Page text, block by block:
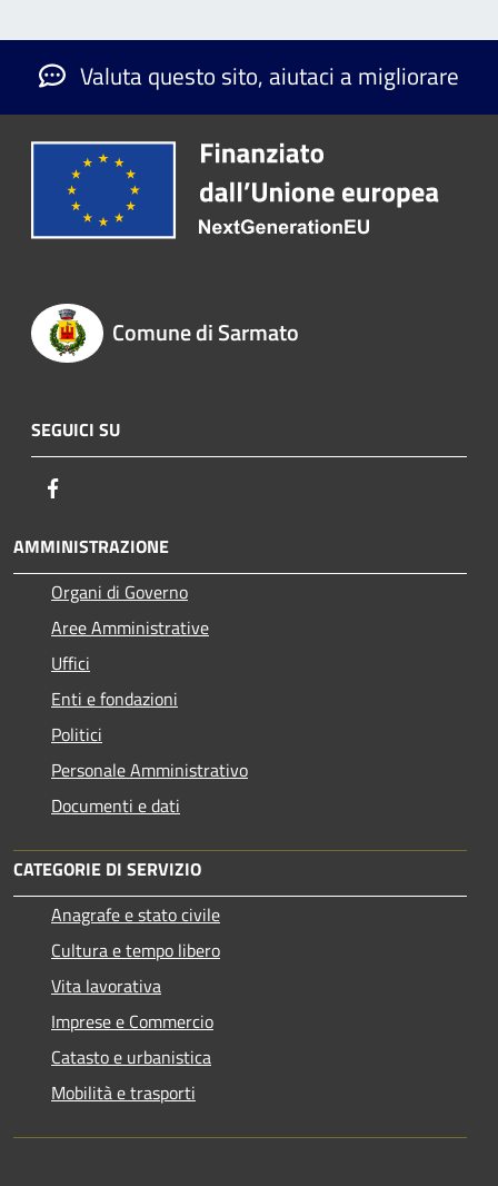
Valuta questo sito, aiutaci a migliorare
Comune di Sarmato
SEGUICI SU
AMMINISTRAZIONE
Organi di Governo
Aree Amministrative
Uffici
Enti e fondazioni
Politici
Personale Amministrativo
Documenti e dati
CATEGORIE DI SERVIZIO
Anagrafe e stato civile
Cultura e tempo libero
Vita lavorativa
Imprese e Commercio
Catasto e urbanistica
Mobilità e trasporti